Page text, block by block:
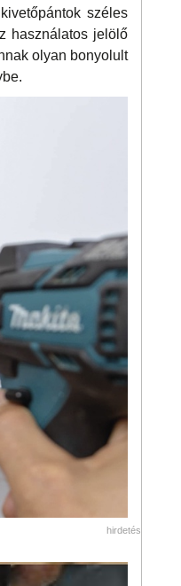
széles
használatos jelölő
olyan bonyolult
hirdetés